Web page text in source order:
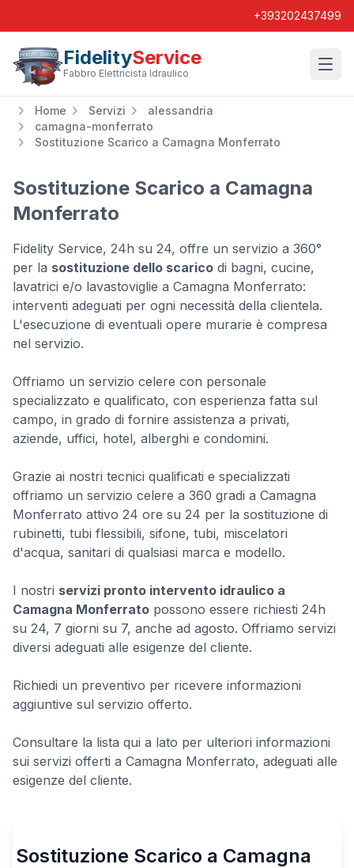
+393202437499
FidelityService
Fabbro Elettricista Idraulico
Home Servizi
alessandria
camagna-monferrato
Sostituzione Scarico a Camagna Monferrato
Sostituzione Scarico a Camagna
Monferrato
Fidelity Service, 24h su 24, offre un servizio a 360°
per la sostituzione dello scarico di bagni, cucine,
lavatrici e/o lavastoviglie a Camagna Monferrato:
interventi adeguati per ogni necessità della clientela.
L'esecuzione di eventuali opere murarie è compresa
nel servizio.
Offriamo un servizio celere con personale
specializzato e qualificato, con esperienza fatta sul
campo, in grado di fornire assistenza a privati,
aziende, uffici, hotel, alberghi e condomini.
Grazie ai nostri tecnici qualificati e specializzati
offriamo un servizio celere a 360 gradi a Camagna
Monferrato attivo 24 ore su 24 per la sostituzione di
rubinetti, tubi flessibili, sifone, tubi, miscelatori
d'acqua, sanitari di qualsiasi marca e modello.
I nostri servizi pronto intervento idraulico a
Camagna Monferrato possono essere richiesti 24h
su 24, 7 giorni su 7, anche ad agosto. Offriamo servizi
diversi adeguati alle esigenze del cliente.
Richiedi un preventivo per ricevere informazioni
aggiuntive sul servizio offerto.
Consultare la lista qui a lato per ulteriori informazioni
sui servizi offerti a Camagna Monferrato, adeguati alle
esigenze del cliente.
Sostituzione Scarico a Camagna